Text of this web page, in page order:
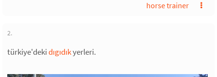
horse trainer
2.
türkiye'dekidıgıdıkyerleri.